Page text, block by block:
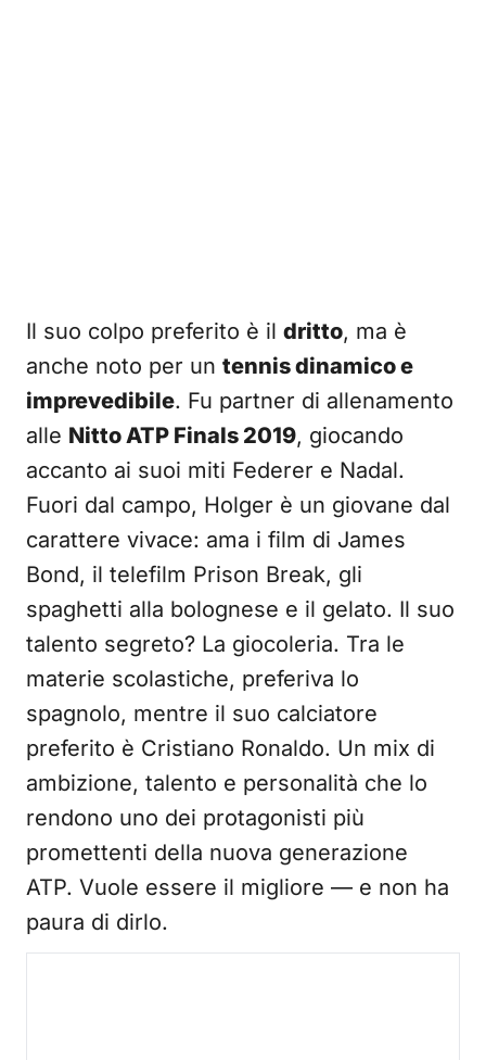
Il suo colpo preferito è il dritto, ma è
anche noto per un tennis dinamico e
imprevedibile. Fu partner di allenamento
alle Nitto ATP Finals 2019, giocando
accanto ai suoi miti Federer e Nadal.
Fuori dal campo, Holger è un giovane dal
carattere vivace: ama i film di James
Bond, il telefilm Prison Break, gli
spaghetti alla bolognese e il gelato. Il suo
talento segreto? La giocoleria. Tra le
materie scolastiche, preferiva lo
spagnolo, mentre il suo calciatore
preferito è Cristiano Ronaldo. Un mix di
ambizione, talento e personalità che lo
rendono uno dei protagonisti più
promettenti della nuova generazione
ATP. Vuole essere il migliore — e non ha
paura di dirlo.